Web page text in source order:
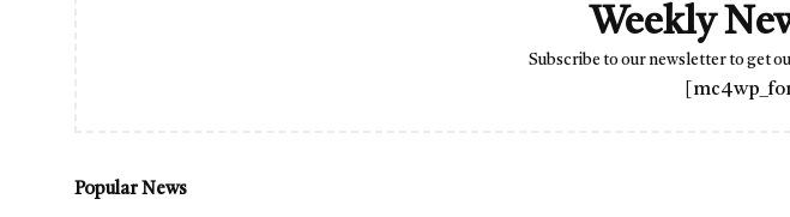
Weekly
Subscribe to our newsletter to get
Popular News